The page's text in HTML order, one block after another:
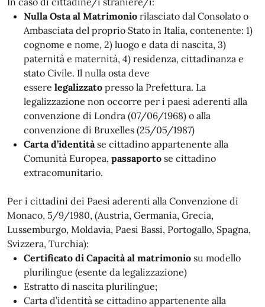
Nulla Osta al Matrimonio rilasciato dal Consolato o
Ambasciata del proprio Stato in Italia, contenente: 1)
cognome e nome, 2) luogo e data di nascita, 3)
paternità e maternità, 4) residenza, cittadinanza e
stato Civile. Il nulla osta deve
essere legalizzato presso la Prefettura. La
legalizzazione non occorre per i paesi aderenti alla
convenzione di Londra (07/06/1968) o alla
convenzione di Bruxelles (25/05/1987)
Carta d’identitàse cittadino appartenente alla
Comunità Europea, passaporto se cittadino
extracomunitario.
Per i cittadini dei Paesi aderenti alla Convenzione di
Monaco, 5/9/1980, (Austria, Germania, Grecia,
Lussemburgo, Moldavia, Paesi Bassi, Portogallo, Spagna,
Svizzera, Turchia):
Certificato di Capacità al matrimonio su modello
plurilingue (esente da legalizzazione)
Estratto di nascita plurilingue;
Carta d’identità se cittadino appartenente alla